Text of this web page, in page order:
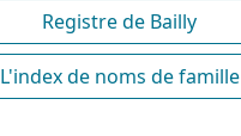
Registre de Bailly
L'index de noms de famille